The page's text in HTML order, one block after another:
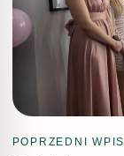
POPRZEDNI WPIS